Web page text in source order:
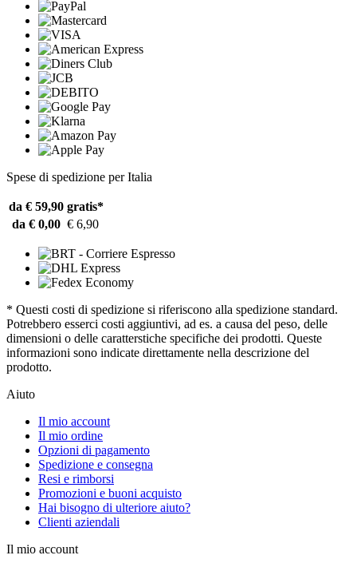
Spese di spedizione per Italia
da € 59,90 gratis*
da € 0,00 € 6,90
* Questi costi di spedizione si riferiscono alla spedizione standard.
Potrebbero esserci costi aggiuntivi, ad es. a causa del peso, delle
dimensioni o delle caratterstiche specifiche dei prodotti. Queste
informazioni sono indicate direttamente nella descrizione del
prodotto.
Aiuto
Il mio account
Il mio ordine
Opzioni di pagamento
Spedizione e consegna
Resi e rimborsi
Promozioni e buoni acquisto
Hai bisogno di ulteriore aiuto?
Clienti aziendali
Il mio account